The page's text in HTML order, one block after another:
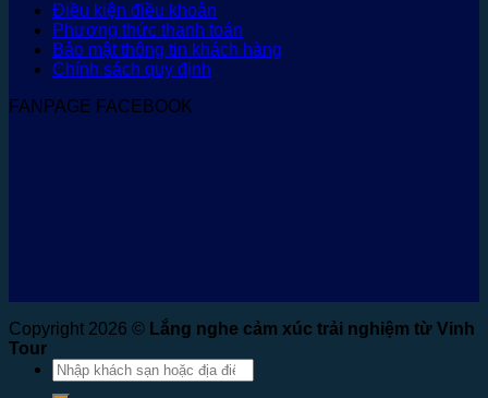
Điều kiện điều khoản
Phương thức thanh toán
Bảo mật thông tin khách hàng
Chính sách quy định
FANPAGE FACEBOOK
Copyright 2026 © Lắng nghe cảm xúc trải nghiệm từ Vinh
Tour
Tìm
kiếm: